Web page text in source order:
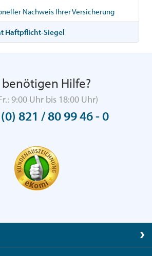
Nachweis Ihrer Versicherung
Haftpflicht-Siegel
benötigen Hilfe?
9:00 Uhr bis 18:00 Uhr)
821 / 80 99 46 - 0